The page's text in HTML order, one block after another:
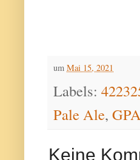
um Mai 15, 2021
Labels:
Pale Ale,
Keine